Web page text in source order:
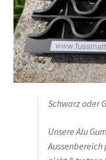
Schwarz oder
Unsere Alu